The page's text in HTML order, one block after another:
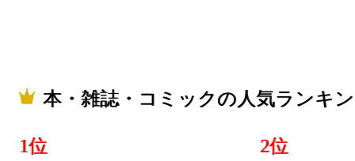
本・雑誌・コミックの人気ランキ
1位 2位